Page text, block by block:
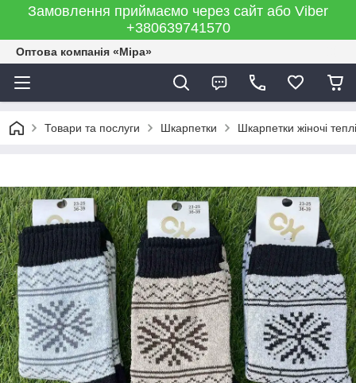
Замовлення приймаємо через сайт або Viber
+380639741570
Оптова компанія «Міра»
Товари та послуги Шкарпетки Шкарпетки жіночі теплі